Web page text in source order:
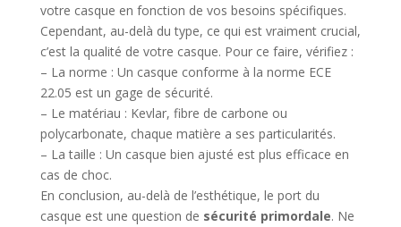
votre casque en fonction de vos besoins spécifiques.
Cependant, au-delà du type, ce qui est vraiment crucial,
c’est la qualité de votre casque. Pour ce faire, vérifiez :
– La norme : Un casque conforme à la norme ECE
22.05 est un gage de sécurité.
– Le matériau : Kevlar, fibre de carbone ou
polycarbonate, chaque matière a ses particularités.
– La taille : Un casque bien ajusté est plus efficace en
cas de choc.
En conclusion, au-delà de l’esthétique, le port du
casque est une question de sécurité primordale. Ne